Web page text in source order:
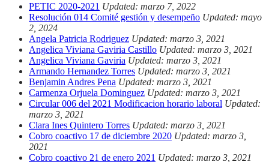
PETIC 2020-2021 Updated: marzo 7, 2022
Resolución 014 Comité gestión y desempeño Updated: mayo
2, 2024
Angela Patricia Rodriguez Updated: marzo 3, 2021
Angelica Viviana Gaviria Castillo Updated: marzo 3, 2021
Angelica Viviana Gaviria Updated: marzo 3, 2021
Armando Hernandez Torres Updated: marzo 3, 2021
Benjamin Andres Pena Updated: marzo 3, 2021
Carmenza Orjuela Dominguez Updated: marzo 3, 2021
Circular 006 del 2021 Modificacion horario laboral Updated:
marzo 3, 2021
Clara Ines Quintero Torres Updated: marzo 3, 2021
Cobro coactivo 17 de diciembre 2020 Updated: marzo 3,
2021
Cobro coactivo 21 de enero 2021 Updated: marzo 3, 2021